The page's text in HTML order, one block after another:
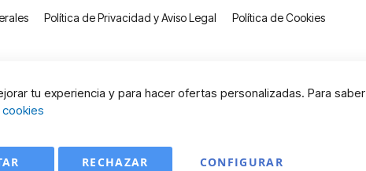
Política de Privacidad y Aviso Legal Política de Cookies
tu experiencia y para hacer ofertas personalizadas. Para saber
CONFIGURAR
RECHAZAR